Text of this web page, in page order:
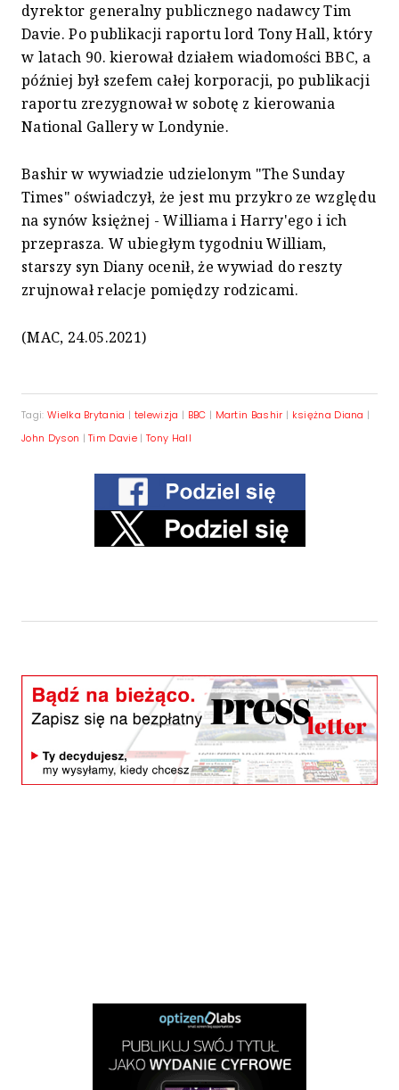
dyrektor generalny publicznego nadawcy Tim
Davie. Po publikacji raportu lord Tony Hall, który
w latach 90. kierował działem wiadomości BBC, a
później był szefem całej korporacji, po publikacji
raportu zrezygnował w sobotę z kierowania
National Gallery w Londynie.
Bashir w wywiadzie udzielonym "The Sunday
Times" oświadczył, że jest mu przykro ze względu
na synów księżnej - Williama i Harry'ego i ich
przeprasza. W ubiegłym tygodniu William,
starszy syn Diany ocenił, że wywiad do reszty
zrujnował relacje pomiędzy rodzicami.
(MAC, 24.05.2021)
Tagi: Wielka Brytania | telewizja | BBC | Martin Bashir | księżna Diana |
John Dyson |Tim Davie |Tony Hall